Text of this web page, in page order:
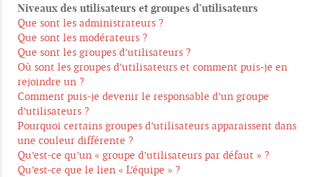
Niveaux des utilisateurs et groupes d’utilisateurs
Que sont les administrateurs ?
Que sont les modérateurs ?
Que sont les groupes d’utilisateurs ?
Où sont les groupes d’utilisateurs et comment puis-je en
rejoindre un ?
Comment puis-je devenir le responsable d’un groupe
d’utilisateurs ?
Pourquoi certains groupes d’utilisateurs apparaissent dans
une couleur différente ?
Qu’est-ce qu’un « groupe d’utilisateurs par défaut » ?
Qu’est-ce que le lien « L’équipe » ?